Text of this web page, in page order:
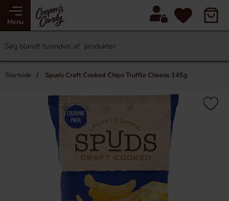
Menu
Startside Spuds Craft Cooked Chips Truffle Cheese 145g